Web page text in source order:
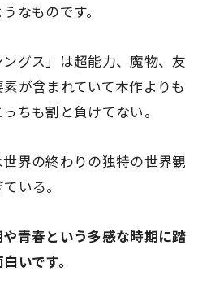
なものです。
ングス」は超能力、魔物、友
が含まれていて本作よりも
ちも割と負けてない。
界の終わりの独特の世界観
いる。
青春という多感な時期に踏
いです。